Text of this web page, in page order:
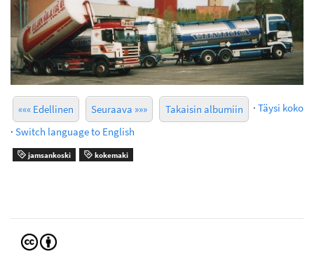
««« Edellinen Seuraava »»» Takaisin albumiin · Täysi koko
· Switch language to English
jamsankoski kokemaki